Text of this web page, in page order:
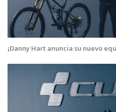
¡Danny Hart anuncia su nuevo